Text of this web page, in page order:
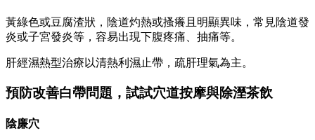
黃綠色或豆腐渣狀，陰道灼熱或搔癢且明顯異味，常見陰道發
炎或子宮發炎等，容易出現下腹疼痛、抽痛等。
肝經濕熱型治療以清熱利濕止帶，疏肝理氣為主。
預防改善白帶問題，試試穴道按摩與除溼茶飲
陰廉穴